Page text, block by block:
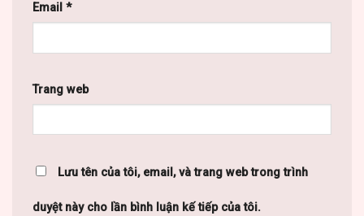
Email *
Trang web
Lưu tên của tôi, email, và trang web trong trình
duyệt này cho lần bình luận kế tiếp của tôi.